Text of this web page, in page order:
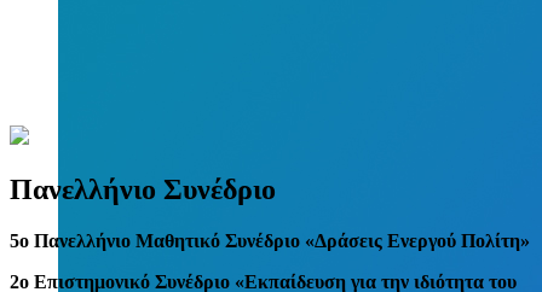
Πανελλήνιο Συνέδριο
5o Πανελλήνιο Μαθητικό Συνέδριο «Δράσεις Ενεργού Πολίτη»
2ο Επιστημονικό Συνέδριο «Εκπαίδευση για την ιδιότητα του